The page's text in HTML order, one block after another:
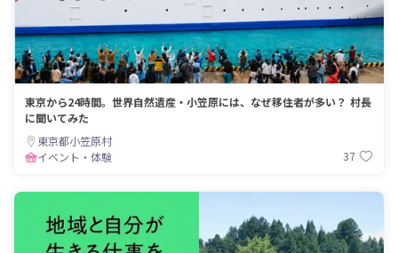
東京から24時間。世界自然遺産・小笠原には、なぜ移住者が多い？ 村長
に聞いてみた
東京都小笠原村
イベント・体験
37